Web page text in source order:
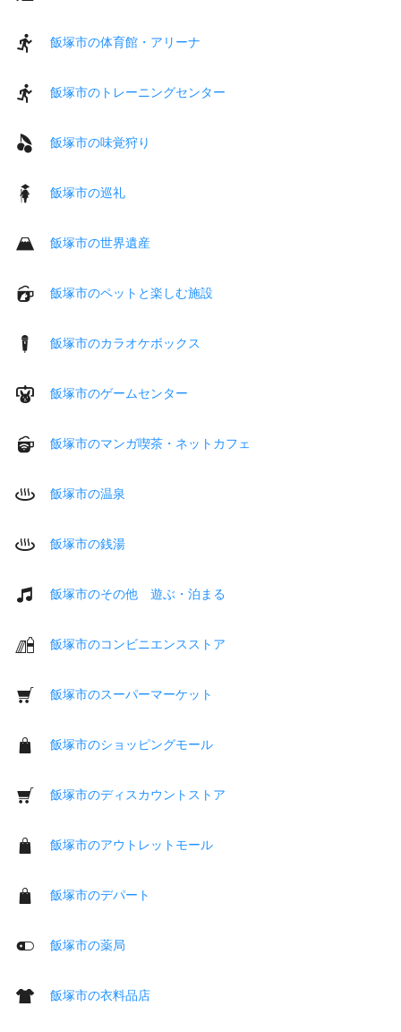
飯塚市の体育館・アリーナ
飯塚市のトレーニングセンター
飯塚市の味覚狩り
飯塚市の巡礼
飯塚市の世界遺産
飯塚市のペットと楽しむ施設
飯塚市のカラオケボックス
飯塚市のゲームセンター
飯塚市のマンガ喫茶・ネットカフェ
飯塚市の温泉
飯塚市の銭湯
飯塚市のその他 遊ぶ・泊まる
飯塚市のコンビニエンスストア
飯塚市のスーパーマーケット
飯塚市のショッピングモール
飯塚市のディスカウントストア
飯塚市のアウトレットモール
飯塚市のデパート
飯塚市の薬局
飯塚市の衣料品店